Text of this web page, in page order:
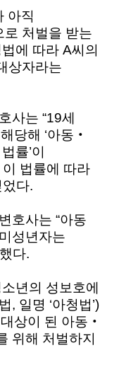
아직
로 처벌을 받는
에 따라 A씨의
상자라는
사는 “19세
당해 ‘아동‧
률’이
이 법률에 따라
다.
호사는 “아동
성년자는
다.
년의 성보호에
, 일명 ‘아청법’)
상이 된 아동‧
위해 처벌하지